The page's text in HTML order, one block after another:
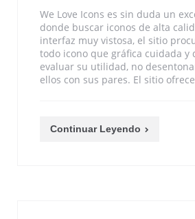
We Love Icons es sin duda un
donde buscar iconos de alta
interfaz muy vistosa, el sitio
todo icono que gráfica cuidada y
evaluar su utilidad, no
ellos con sus pares. El sitio
Continuar Leyendo